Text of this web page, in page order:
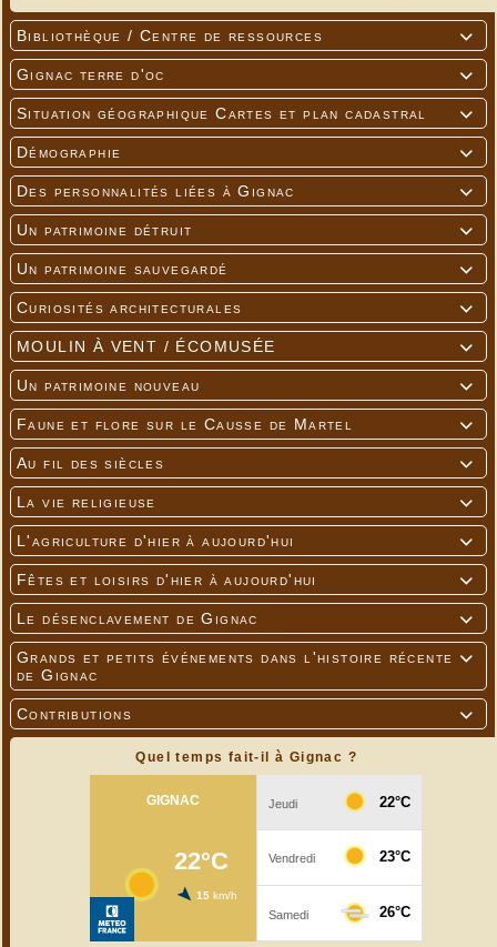

Bibliothèque / Centre de ressources

Gignac terre d'oc

Situation géographique Cartes et plan cadastral

Démographie

Des personnalités liées à Gignac

Un patrimoine détruit

Un patrimoine sauvegardé

Curiosités architecturales

MOULIN À VENT / ÉCOMUSÉE

Un patrimoine nouveau

Faune et flore sur le Causse de Martel

Au fil des siècles

La vie religieuse

L'agriculture d'hier à aujourd'hui

Fêtes et loisirs d'hier à aujourd'hui

Le désenclavement de Gignac

Grands et petits événements dans l'histoire récente
de Gignac

Contributions
Quel temps fait-il à Gignac ?